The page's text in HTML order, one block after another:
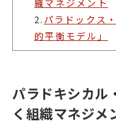
2. パラドックス
的平衡モデル」
パラドキシカル
く組織マネジメ